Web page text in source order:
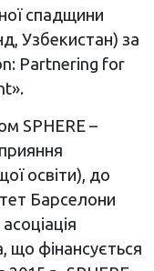
спадщини
Узбекистан) за
Partnering for
SPHERE –
освіти), до
Барселони
що фінансується